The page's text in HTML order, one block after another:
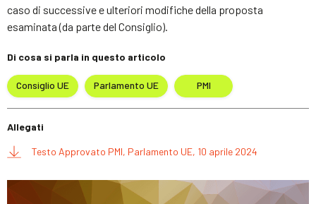
caso di successive e ulteriori modifiche della proposta
esaminata (da parte del Consiglio).
Di cosa si parla in questo articolo
Consiglio UE Parlamento UE PMI
Allegati
Testo Approvato PMI, Parlamento UE, 10 aprile 2024